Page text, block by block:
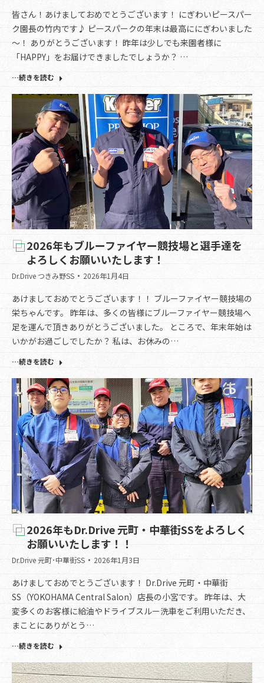
皆さん！あけましておめでとうございます！ にぎわいピースパー
ク園長の竹内です♪ ピースパークの年末は最高ににぎわいました
～！ ありがとうございます！ 昨年は少しでも来園者様に
「HAPPY」をお届けできましたでしょうか？ …
…続きを読む
2026年もブルーファイヤー競技場と選手達を
よろしくお願いいたします！
Dr.Drive つきみ野SS 2026年1月4日
あけましておめでとうございます！！ ブルーファイヤー競技場の
栄ちゃんです。 昨年は、多くの皆様にブルーファイヤー競技場へ
足を運んで頂きありがとうございました。 ところで、年末年始は
いかがお過ごしでしたか？ 私は、お休みの…
…続きを読む
2026年もDr.Drive 元町・中華街SSをよろしく
お願いいたします！！
Dr.Drive 元町･中華街SS 2026年1月3日
あけましておめでとうございます！ Dr.Drive 元町・中華街
SS（YOKOHAMA Central Salon）店長の小宮です。 昨年は、大
変多くのお客様に給油やドライブスルー洗車をご利用いただき、
まことにありがとう…
…続きを読む